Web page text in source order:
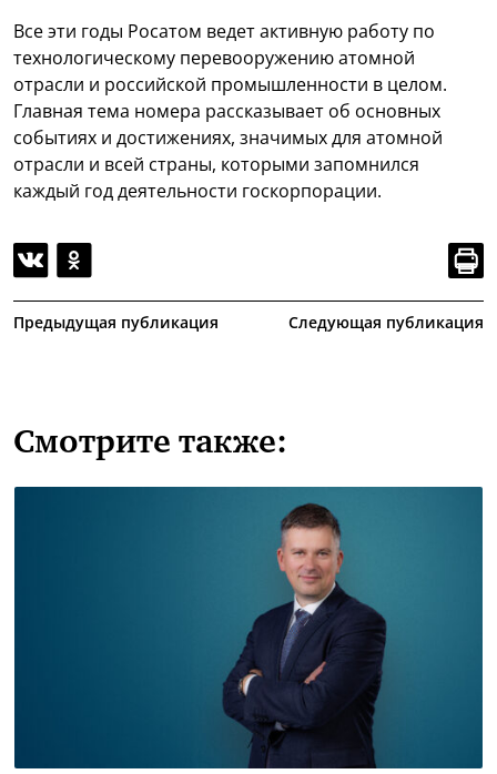
Все эти годы Росатом ведет активную работу по
технологическому перевооружению атомной
отрасли и российской промышленности в целом.
Главная тема номера рассказывает об основных
событиях и достижениях, значимых для атомной
отрасли и всей страны, которыми запомнился
каждый год деятельности госкорпорации.
Предыдущая публикация Следующая публикация
Смотрите также: